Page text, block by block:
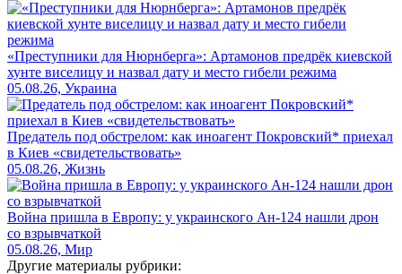
«Преступники для Нюрнберга»: Артамонов предрёк киевской
хунте виселицу и назвал дату и место гибели режима
05.08.26, Украина
Предатель под обстрелом: как иноагент Покровский* приехал
в Киев «свидетельствовать»
05.08.26, Жизнь
Война пришла в Европу: у украинского Ан-124 нашли дрон
со взрывчаткой
05.08.26, Мир
Другие материалы рубрики: